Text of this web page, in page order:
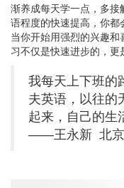
渐养成每天学一点，多
语程度的快速提高，你都
当你开始用强烈的兴趣
习不仅是快速进步的，更
我每天上下班的
夫英语，以往的
起来，自己的生
——王永新 北京